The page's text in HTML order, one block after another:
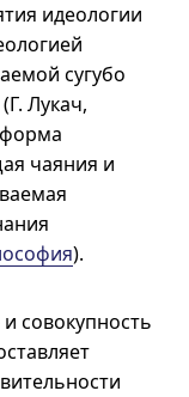
идеологии
сугубо
Лукач,
чаяния и
).
совокупность